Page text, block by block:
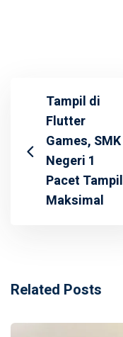
Tampil di
Flutter
Games, SMK
Negeri 1
Pacet Tampil
Maksimal
Related Posts